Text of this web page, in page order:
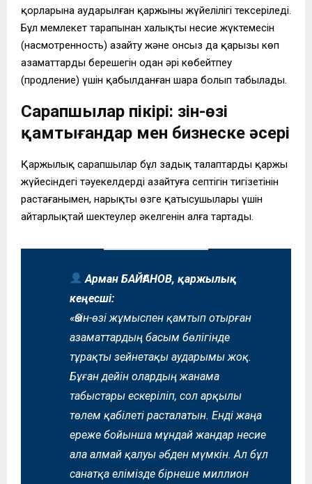
қорларына аударылған қаржының жүйелілігі тексеріледі.
Бұл мемлекет тарапынан халықтың несие жүктемесін
(насмотренность) азайту және онсыз да қарызы көп
азаматтардың берешегін одан әрі көбейтпеу
(продление) үшін қабылданған шара болып табылады.
Сарапшылар пікірі: Өзін-өзі
қамтығандар мен бизнеске әсері
Қаржылық сарапшылар бұл заңдық талаптардың қаржы
жүйесіндегі тәуекелдерді азайтуға септігін тигізетінін
растағанымен, нарықтың өзге қатысушылары үшін
айтарлықтай шектеулер әкелгенін алға тартады.
Арман БАЙҒАНОВ, қаржылық
кеңесші:
«Өзін-өзі жұмыспен қамтып отырған
азаматтардың басым бөлігінде
тұрақты зейнетақы аударымы жоқ.
Бұған дейін олардың жанама
табыстары ескеріліп, сол арқылы
төлем қабілеті расталатын. Енді жаңа
ереже бойынша мұндай жандар несие
ала алмай қалуы әбден мүмкін. Ал бұл
санатқа елімізде бірнеше миллион